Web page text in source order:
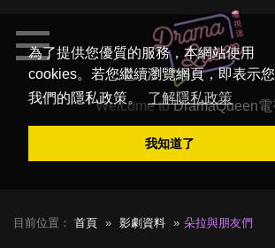
為了提供您優質的服務，本網站使用
cookies。若您繼續瀏覽網頁，即表示
我們的隱私政策。
了解隱私政策
我知道了
Welcome toDramaQueen電
目前位置： 首頁 影劇資料 朵拉與朋友們